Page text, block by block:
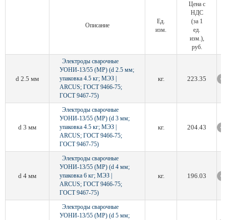
Описание
Ед.
изм.
Цена с
НДС
(за 1
ед.
изм.),
руб.
d 2.5 мм
Электроды сварочные
УОНИ-13/55 (МР) (d 2.5 мм;
упаковка 4.5 кг; МЭЗ |
ARCUS; ГОСТ 9466-75;
ГОСТ 9467-75)
кг. 223.35
d 3 мм
Электроды сварочные
УОНИ-13/55 (МР) (d 3 мм;
упаковка 4.5 кг; МЭЗ |
ARCUS; ГОСТ 9466-75;
ГОСТ 9467-75)
кг. 204.43
d 4 мм
Электроды сварочные
УОНИ-13/55 (МР) (d 4 мм;
упаковка 6 кг; МЭЗ |
ARCUS; ГОСТ 9466-75;
ГОСТ 9467-75)
кг. 196.03
Электроды сварочные
УОНИ-13/55 (МР) (d 5 мм;